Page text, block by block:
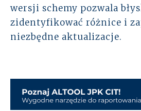
wersji schemy pozwala
zidentyfikować różnice i
niezbędne aktualizacje.